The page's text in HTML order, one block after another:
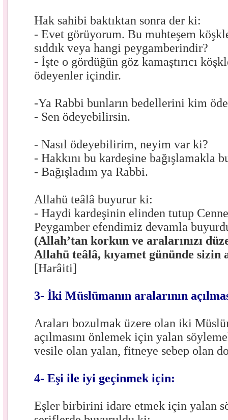
Hak sahibi baktıktan sonra der ki:
- Evet görüyorum. Bu muhteşem
sıddık veya hangi peygamberindir?
- İşte o gördüğün göz kamaştırıcı
ödeyenler içindir.
-Ya Rabbi bunların bedellerini kim
- Sen ödeyebilirsin.
- Nasıl ödeyebilirim, neyim var ki?
- Hakkını bu kardeşine bağışlamakla
- Bağışladım ya Rabbi.
Allahü teâlâ buyurur ki:
- Haydi kardeşinin elinden tutup
Peygamber efendimiz devamla
(Allah’tan korkun ve aralarınızı
Allahü teâlâ, kıyamet gününde sizin
[Harâiti]
3- İki Müslümanın aralarının
Araları bozulmak üzere olan iki
açılmasını önlemek için yalan
vesile olan yalan, fitneye sebep olan
4- Eşi ile iyi geçinmek için:
Eşler birbirini idare etmek için yalan